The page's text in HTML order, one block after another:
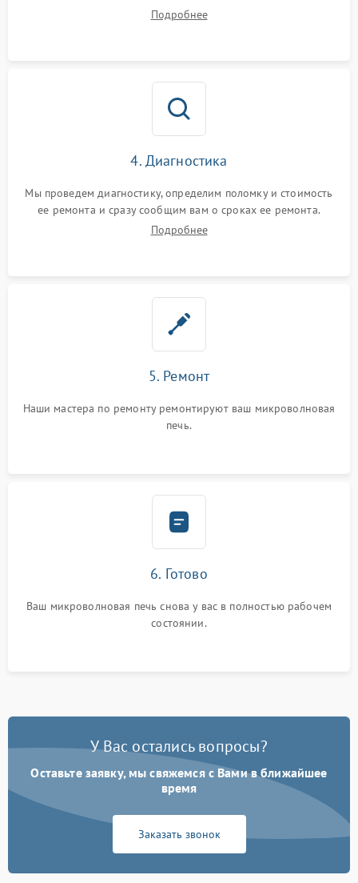
Подробнее
4. Диагностика
Мы проведем диагностику, определим поломку и стоимость
ее ремонта и сразу сообщим вам о сроках ее ремонта.
Подробнее
5. Ремонт
Наши мастера по ремонту ремонтируют ваш микроволновая
печь.
6. Готово
Ваш микроволновая печь снова у вас в полностью рабочем
состоянии.
У Вас остались вопросы?
Оставьте заявку, мы свяжемся с Вами в ближайшее
время
Заказать звонок